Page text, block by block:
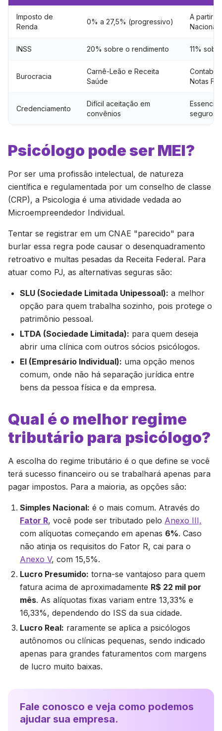
Imposto de
Renda
0% a 27,5% (progressivo)
A partir
Nacional)
INSS 20% sobre o rendimento 11%
Burocracia
Carnê-Leão e Receita
Saúde
Notas
Credenciamento
Difícil aceitação em
convênios
seguros
Psicólogo pode ser MEI?
Por ser uma profissão intelectual, de natureza
científica e regulamentada por um conselho de classe
(CRP), a Psicologia é uma atividade vedada ao
Microempreendedor Individual.
Tentar se registrar em um CNAE "parecido" para
burlar essa regra pode causar o desenquadramento
retroativo e multas pesadas da Receita Federal. Para
atuar como PJ, as alternativas seguras são:
SLU (Sociedade Limitada Unipessoal): a melhor
opção para quem trabalha sozinho, pois protege o
patrimônio pessoal.
LTDA (Sociedade Limitada): para quem deseja
abrir uma clínica com outros sócios psicólogos.
EI (Empresário Individual): uma opção menos
comum, onde não há separação jurídica entre
bens da pessoa física e da empresa.
Qual é o melhor regime
tributário para psicólogo?
A escolha do regime tributário é o que define se você
terá sucesso financeiro ou se trabalhará apenas para
pagar impostos. Para a maioria, as opções são:
Simples Nacional: é o mais comum. Através do
Fator R, você pode ser tributado pelo Anexo III,
com alíquotas começando em apenas 6%. Caso
não atinja os requisitos do Fator R, cai para o
Anexo V, com 15,5%.
Lucro Presumido: torna-se vantajoso para quem
fatura acima de aproximadamente R$ 22 mil por
mês. As alíquotas fixas variam entre 13,33% e
16,33%, dependendo do ISS da sua cidade.
Lucro Real: raramente se aplica a psicólogos
autônomos ou clínicas pequenas, sendo indicado
apenas para grandes faturamentos com margens
de lucro muito baixas.
Fale conosco e veja como podemos
ajudar sua empresa.